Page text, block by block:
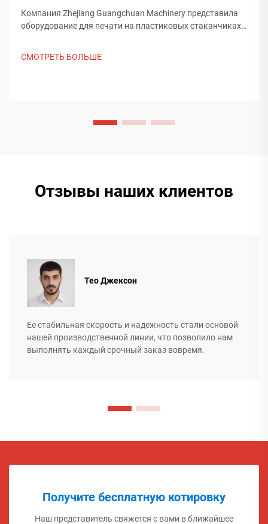
Компания Zhejiang Guangchuan Machinery представила
оборудование для печати на пластиковых стаканчиках
СМОТРЕТЬ БОЛЬШЕ
Отзывы наших клиентов
Тео Джексон
Ее стабильная скорость и надежность стали основой
нашей производственной линии, что позволило нам
выполнять каждый срочный заказ вовремя.
Получите бесплатную котировку
Наш представитель свяжется с вами в ближайшее